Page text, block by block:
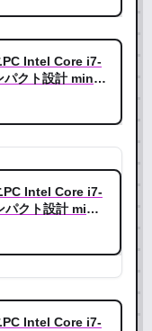
: パソコン・周辺
Intel Core i7-
パクト設計 mini
を向上 ‖
: パソコン・周辺
Intel Core i7-
パクト設計 mini
を向上 ‖
可能 : パソコ
Intel Core i7-